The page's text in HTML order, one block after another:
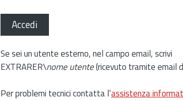
Accedi
Se sei un utente esterno, nel campo email, scrivi
EXTRARER\nome utente(ricevuto tramite email
Per problemi tecnici contatta l’assistenza